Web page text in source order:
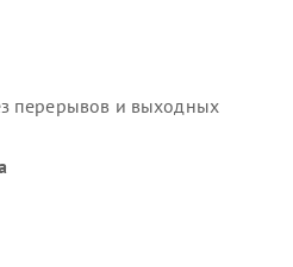
перерывов и выходных